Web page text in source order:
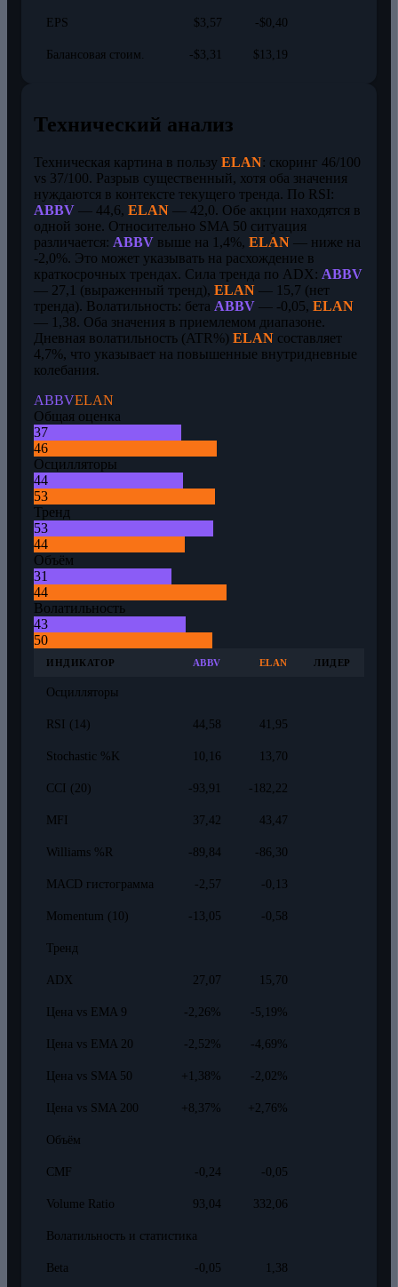
EPS $3,57 -$0,40
Балансовая стоим. -$3,31 $13,19
Технический анализ
Техническая картина в пользу ELAN: скоринг 46/100
vs 37/100. Разрыв существенный, хотя оба значения
нуждаются в контексте текущего тренда. По RSI:
ABBV — 44,6, ELAN — 42,0. Обе акции находятся в
одной зоне. Относительно SMA 50 ситуация
различается: ABBV выше на 1,4%, ELAN — ниже на
-2,0%. Это может указывать на расхождение в
краткосрочных трендах. Сила тренда по ADX: ABBV
— 27,1 (выраженный тренд), ELAN — 15,7 (нет
тренда). Волатильность: бета ABBV — -0,05, ELAN
— 1,38. Оба значения в приемлемом диапазоне.
Дневная волатильность (ATR%) ELAN составляет
4,7%, что указывает на повышенные внутридневные
колебания.
ABBVELAN
Общая оценка
37
46
Осцилляторы
44
53
Тренд
53
44
Объём
31
44
Волатильность
43
50
ИНДИКАТОР ABBV ELAN ЛИДЕР
Осцилляторы
RSI (14) 44,58 41,95
Stochastic %K 10,16 13,70
CCI (20) -93,91 -182,22
MFI 37,42 43,47
Williams %R -89,84 -86,30
MACD гистограмма -2,57 -0,13
Momentum (10) -13,05 -0,58
Тренд
ADX 27,07 15,70
Цена vs EMA 9 -2,26% -5,19%
Цена vs EMA 20 -2,52% -4,69%
Цена vs SMA 50 +1,38% -2,02%
Цена vs SMA 200 +8,37% +2,76%
Объём
CMF -0,24 -0,05
Volume Ratio 93,04 332,06
Волатильность и статистика
Beta -0,05 1,38